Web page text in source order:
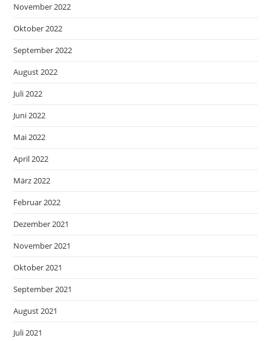
November 2022
Oktober 2022
September 2022
August 2022
Juli 2022
Juni 2022
Mai 2022
April 2022
März 2022
Februar 2022
Dezember 2021
November 2021
Oktober 2021
September 2021
August 2021
Juli 2021